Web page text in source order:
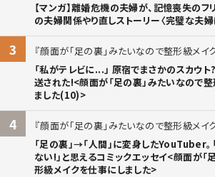
【マンガ】離婚危機の夫婦が、記憶喪失の
の夫婦関係やり直しストーリー〈完璧な夫婦
3
顔面が「足の裏」みたいなので整形級メイ
「私がテレビに...」 原宿でまさかのスカウ
送された!<顔面が「足の裏」みたいなので
ました(10)>
4
顔面が「足の裏」みたいなので整形級メイ
「足の裏」→「人間」に変身したYouTuber。
ない!」と思えるコミックエッセイ<顔面が「
形級メイクを仕事にしました>